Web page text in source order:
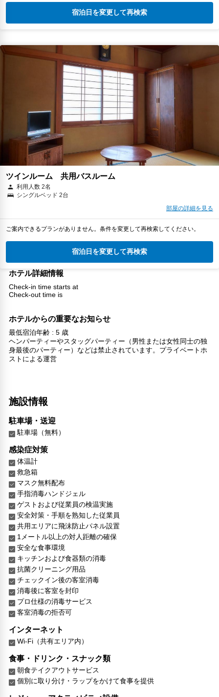
宿泊日を変更して再検索
ツインルーム 共用バスルーム
利用人数 2名
シングルベッド 2台
部屋の詳細を見る
ご案内できるプランがありません。条件を変更して再検索してください。
宿泊日を変更して再検索
ホテル詳細情報
Check-in time starts at
Check-out time is
ホテルからの重要なお知らせ
最低宿泊年齢 : 5 歳
ヘンパーティーやスタッグパーティー（男性または女性同士の独
身最後のパーティー）などは禁止されています。プライベートホ
ストによる運営
施設情報
駐車場・送迎
駐車場（無料）
感染症対策
体温計
救急箱
マスク無料配布
手指消毒ハンドジェル
ゲストおよび従業員の検温実施
安全対策・手順を熟知した従業員
共用エリアに飛沫防止パネル設置
1メートル以上の対人距離の確保
安全な食事環境
キッチンおよび食器類の消毒
抗菌クリーニング用品
チェックイン後の客室消毒
消毒後に客室を封印
プロ仕様の消毒サービス
客室消毒の拒否可
インターネット
Wi-Fi（共有エリア内）
食事・ドリンク・スナック類
朝食テイクアウトサービス
個別に取り分け・ラップをかけて食事を提供